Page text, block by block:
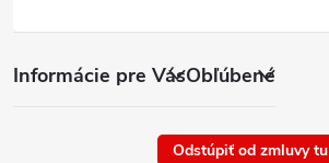
Informácie pre VásObľúbené
Odstúpiť od zmluvy tu